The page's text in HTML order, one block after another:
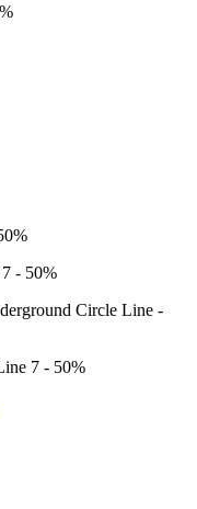
- 50%
Circle Line -
7 - 50%